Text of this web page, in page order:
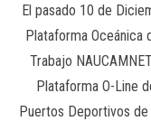
El pasado 10 de
Plataforma Oceánica
Trabajo
Plataforma O-Line
Puertos Deportivos de